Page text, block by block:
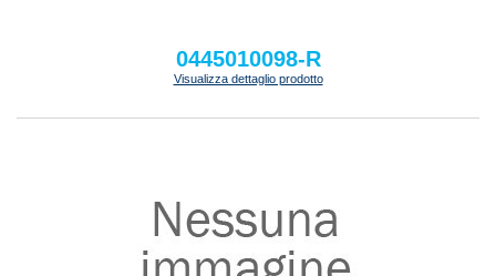
0445010098-R
Visualizza dettaglio prodotto